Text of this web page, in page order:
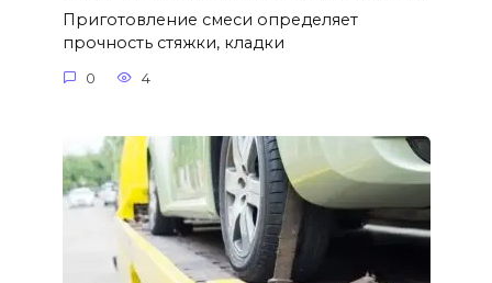
Приготовление смеси определяет
прочность стяжки, кладки
0 4